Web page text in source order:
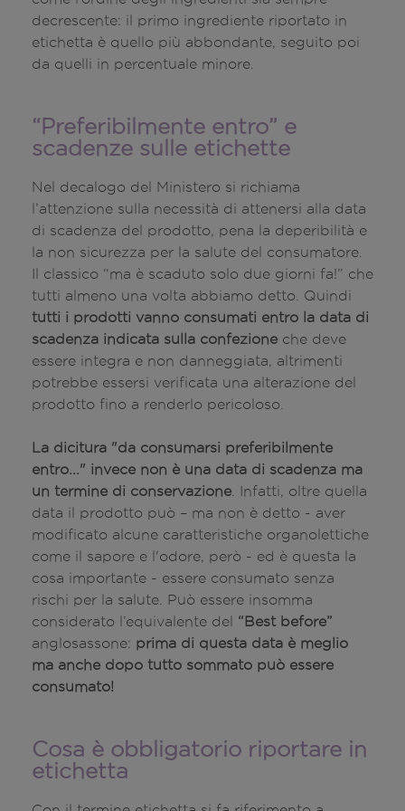
decrescente: il primo ingrediente riportato in
etichetta è quello più abbondante, seguito poi
da quelli in percentuale minore.
“Preferibilmente entro” e
scadenze sulle etichette
Nel decalogo del Ministero si richiama
l’attenzione sulla necessità di attenersi alla data
di scadenza del prodotto, pena la deperibilità e
la non sicurezza per la salute del consumatore.
Il classico “ma è scaduto solo due giorni fa!” che
tutti almeno una volta abbiamo detto. Quindi
tutti i prodotti vanno consumati entro la data di
scadenza indicata sulla confezione che deve
essere integra e non danneggiata, altrimenti
potrebbe essersi verificata una alterazione del
prodotto fino a renderlo pericoloso.
La dicitura "da consumarsi preferibilmente
entro..." invece non è una data di scadenza ma
un termine di conservazione . Infatti, oltre quella
data il prodotto può – ma non è detto - aver
modificato alcune caratteristiche organolettiche
come il sapore e l'odore, però - ed è questa la
cosa importante - essere consumato senza
rischi per la salute. Può essere insomma
considerato l’equivalente del “Best before”
anglosassone: prima di questa data è meglio
ma anche dopo tutto sommato può essere
consumato!
Cosa è obbligatorio riportare in
etichetta